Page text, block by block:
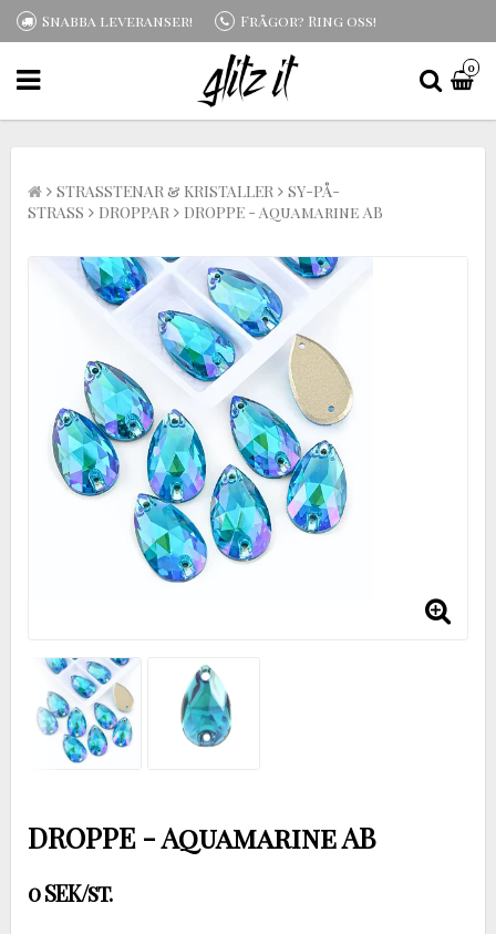
Snabba leveranser! Frågor? Ring oss!
0
STRASSTENAR & KRISTALLER
SY-PÅ-
STRASS
DROPPAR DROPPE - Aquamarine AB
DROPPE - Aquamarine AB
0 SEK/st.